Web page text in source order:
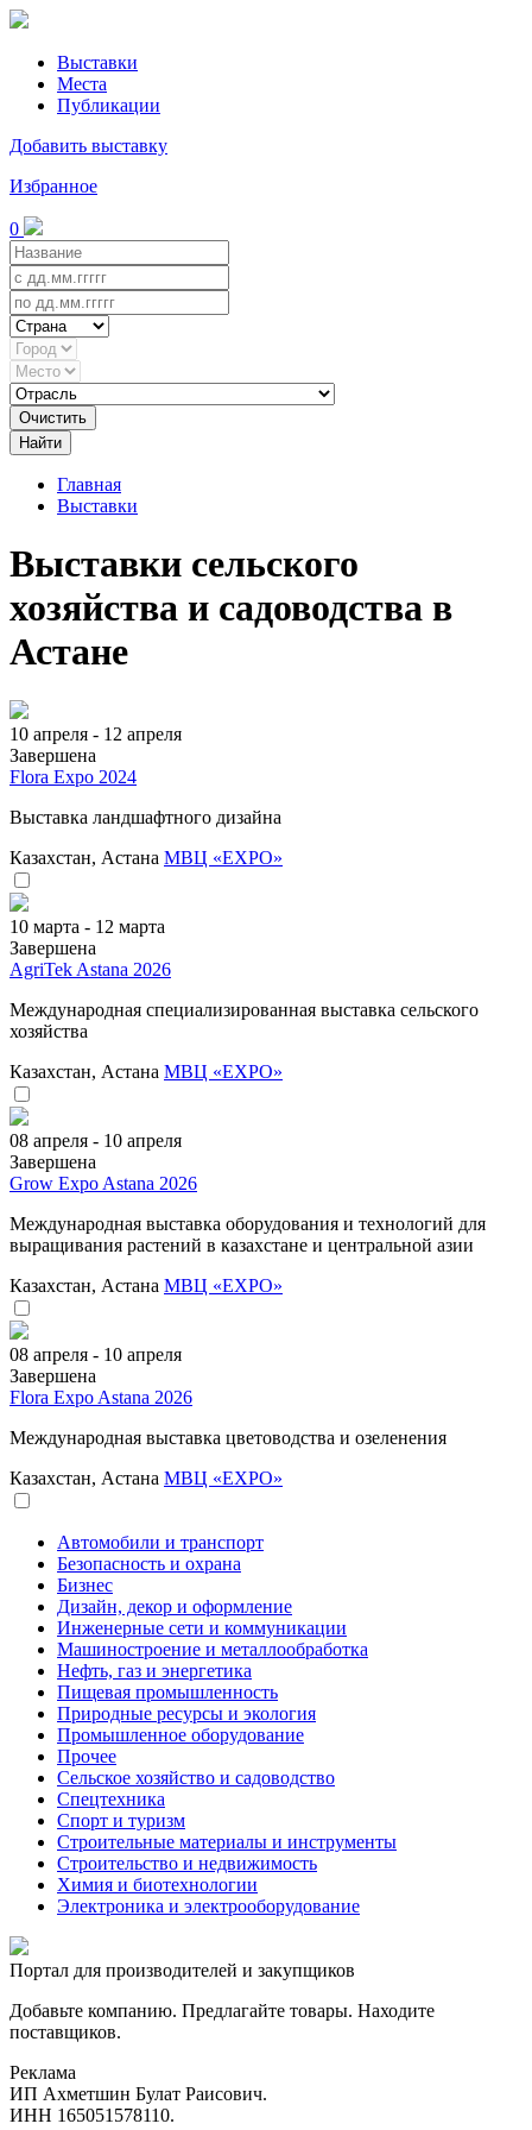
Выставки
Места
Публикации
Добавить выставку
Избранное
0
Очистить
Найти
Главная
Выставки
Выставки сельского
хозяйства и садоводства в
Астане
10 апреля - 12 апреля
Завершена
Flora Expo 2024
Выставка ландшафтного дизайна
Казахстан, Астана МВЦ «EXPO»
10 марта - 12 марта
Завершена
AgriTek Astana 2026
Международная специализированная выставка сельского
хозяйства
Казахстан, Астана МВЦ «EXPO»
08 апреля - 10 апреля
Завершена
Grow Expo Astana 2026
Международная выставка оборудования и технологий для
выращивания растений в казахстане и центральной азии
Казахстан, Астана МВЦ «EXPO»
08 апреля - 10 апреля
Завершена
Flora Expo Astana 2026
Международная выставка цветоводства и озеленения
Казахстан, Астана МВЦ «EXPO»
Автомобили и транспорт
Безопасность и охрана
Бизнес
Дизайн, декор и оформление
Инженерные сети и коммуникации
Машиностроение и металлообработка
Нефть, газ и энергетика
Пищевая промышленность
Природные ресурсы и экология
Промышленное оборудование
Прочее
Сельское хозяйство и садоводство
Спецтехника
Спорт и туризм
Строительные материалы и инструменты
Строительство и недвижимость
Химия и биотехнологии
Электроника и электрооборудование
Портал для производителей и закупщиков
Добавьте компанию. Предлагайте товары. Находите
поставщиков.
Реклама
ИП Ахметшин Булат Раисович.
ИНН 165051578110.